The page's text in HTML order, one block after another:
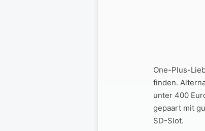
One-Plus-
finden.
unter 400
gepaart mit
SD-Slot.